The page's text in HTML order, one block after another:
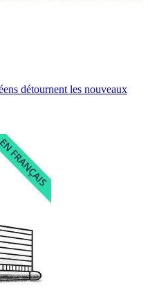
détournent les nouveaux